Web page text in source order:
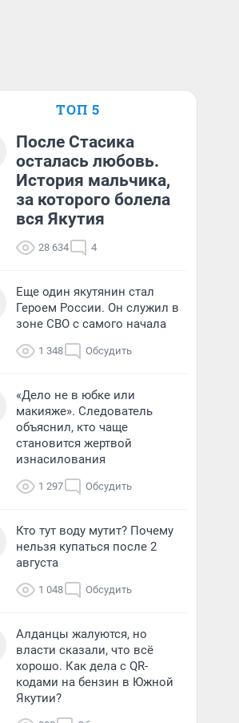
ТОП 5
После Стасика
осталась любовь.
История мальчика,
за которого болела
вся Якутия
28 634 4
Еще один якутянин стал
Героем России. Он служил в
зоне СВО с самого начала
1 348 Обсудить
«Дело не в юбке или
макияже». Следователь
объяснил, кто чаще
становится жертвой
изнасилования
1 297 Обсудить
Кто тут воду мутит? Почему
нельзя купаться после 2
августа
1 048 Обсудить
Алданцы жалуются, но
власти сказали, что всё
хорошо. Как дела с QR-
кодами на бензин в Южной
Якутии?